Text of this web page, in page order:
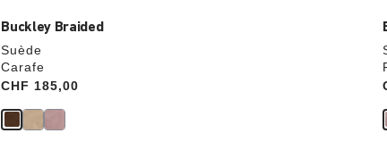
Buckley Braided
Suède
Carafe
Price:
CHF 185,00